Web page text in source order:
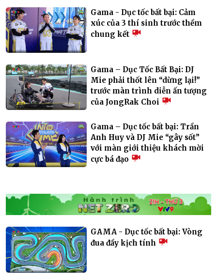
Gama - Dục tốc bất bại: Cảm
xúc của 3 thí sinh trước thềm
chung kết
Gama – Dục Tốc Bất Bại: DJ
Mie phải thốt lên “dừng lại!”
trước màn trình diễn ấn tượng
của JongRak Choi
Gama – Dục tốc bất bại: Trần
Anh Huy và DJ Mie “gây sốt”
với màn giới thiệu khách mời
cực bá đạo
GAMA - Dục tốc bất bại: Vòng
đua đầy kịch tính